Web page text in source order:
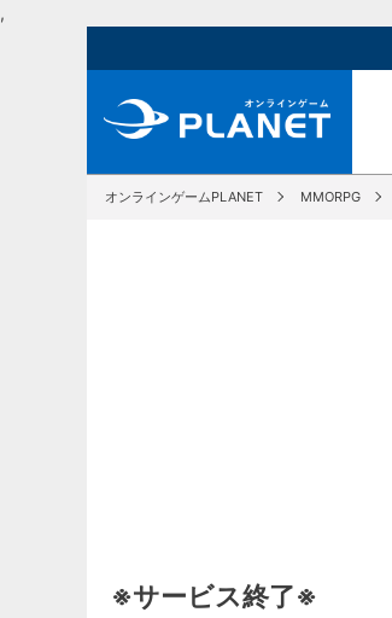
,
オンラインゲームPLANET MMORPG
※サービス終了※